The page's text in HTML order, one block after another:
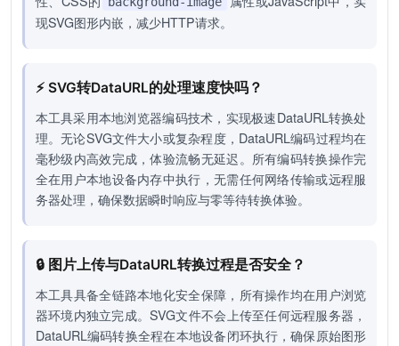
现SVG图形内嵌，减少HTTP请求。
⚡ SVG转DataURL的处理速度快吗？
本工具采用本地浏览器编码技术，实现极速DataURL转换处
理。无论SVG文件大小或复杂程度，DataURL编码过程均在
毫秒级内高效完成，体验流畅无延迟。所有编码转换操作完
全在用户本地设备内存中执行，无需任何网络传输或远程服
务器处理，确保数据瞬时响应与零等待转换体验。
🔒 图片上传与DataURL转换过程是否安全？
本工具具备全链路本地化安全保障，所有操作均在用户浏览
器环境内独立完成。SVG文件不会上传至任何远程服务器，
DataURL编码转换全程在本地设备闭环执行，确保原始图形